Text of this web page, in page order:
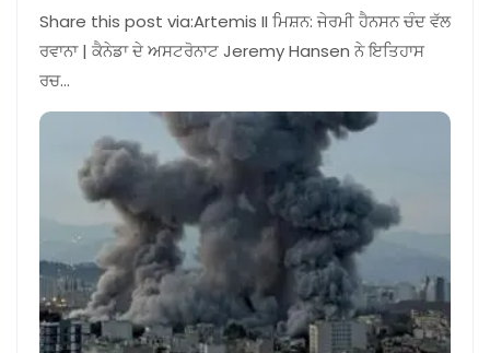
Share this post via:Artemis II ਮਿਸ਼ਨ: ਜੇਰਮੀ ਹੈਨਸਨ ਚੰਦ ਵੱਲ
ਰਵਾਨਾ | ਕੈਨੇਡਾ ਦੇ ਅਸਟਰੋਨਾਟ Jeremy Hansen ਨੇ ਇਤਿਹਾਸ
ਰਚ…